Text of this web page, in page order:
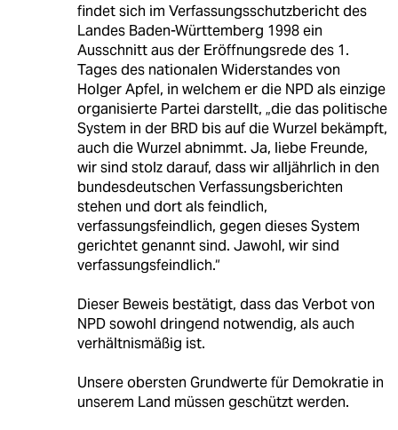
findet sich im Verfassungsschutzbericht des
Landes Baden-Württemberg 1998 ein
Ausschnitt aus der Eröffnungsrede des 1.
Tages des nationalen Widerstandes von
Holger Apfel, in welchem er die NPD als einzige
organisierte Partei darstellt, „die das politische
System in der BRD bis auf die Wurzel bekämpft,
auch die Wurzel abnimmt. Ja, liebe Freunde,
wir sind stolz darauf, dass wir alljährlich in den
bundesdeutschen Verfassungsberichten
stehen und dort als feindlich,
verfassungsfeindlich, gegen dieses System
gerichtet genannt sind. Jawohl, wir sind
verfassungsfeindlich.“
Dieser Beweis bestätigt, dass das Verbot von
NPD sowohl dringend notwendig, als auch
verhältnismäßig ist.
Unsere obersten Grundwerte für Demokratie in
unserem Land müssen geschützt werden.